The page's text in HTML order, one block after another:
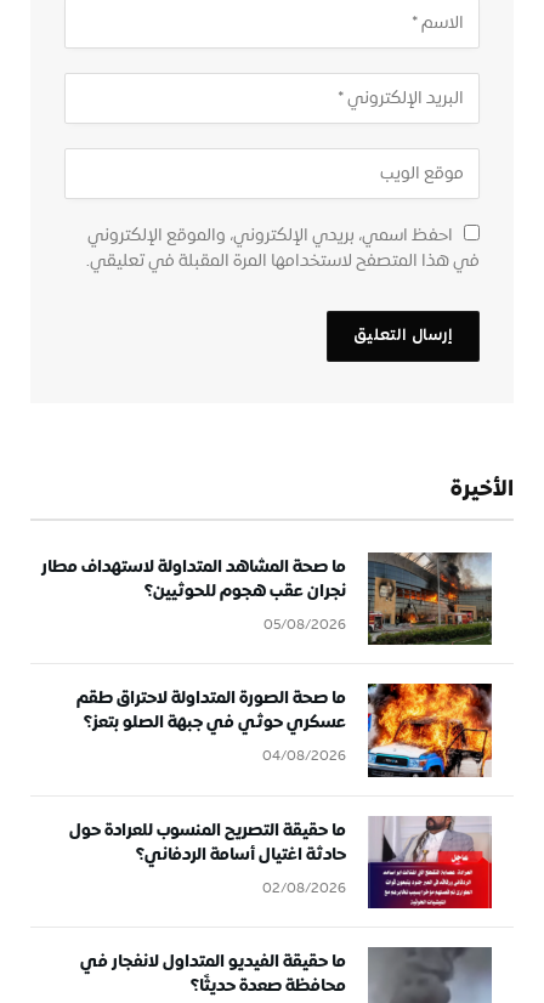
احفظ اسمي، بريدي الإلكتروني، والموقع الإلكتروني
في هذا المتصفح لاستخدامها المرة المقبلة في تعليقي.
الأخيرة
ما صحة المشاهد المتداولة لاستهداف مطار
نجران عقب هجوم للحوثيين؟
05/08/2026
ما صحة الصورة المتداولة لاحتراق طقم
عسكري حوثي في جبهة الصلو بتعز؟
04/08/2026
ما حقيقة التصريح المنسوب للعرادة حول
حادثة اغتيال أسامة الردفاني؟
02/08/2026
ما حقيقة الفيديو المتداول لانفجار في
محافظة صعدة حديثًا؟